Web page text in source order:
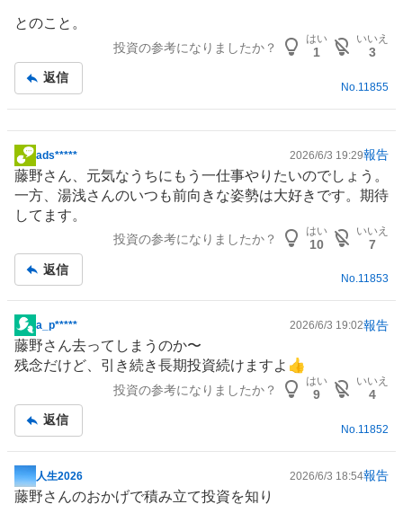
とのこと。
投資の参考になりましたか？
はい
1
いいえ
3
返信
No. 11855
掲
示
記
ads***** 2026/6/3 19:29報告
藤野さん、元気なうちにもう一仕事やりたいのでしょう。
一方、湯浅さんのいつも前向きな姿勢は大好きです。期待
してます。
投資の参考になりましたか？
はい
10
いいえ
7
返信
No.11853
掲
示
板
a_p***** 2026/6/3 19:02報告
藤野さん去ってしまうのか〜
残念だけど、引き続き長期投資続けますよ👍
投資の参考になりましたか？
はい
9
いいえ
4
返信
No. 11852
掲
示
人生2026 2026/6/3 18:54報告
藤野さんのおかげで積み立て投資を知り